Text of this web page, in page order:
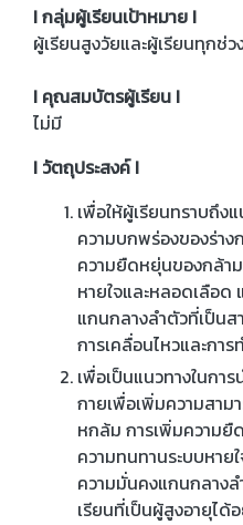
I กลุ่มผู้เรียนเป้าหมาย I
ผู้เรียนสูงวัยและผู้เรียนทุกช่
I คุณสมบัตรผู้เรียน I
ไม่มี
I วัตถุประสงค์ I
เพื่อให้ผู้เรียนทราบถึง
ความบกพร่องของร่า
ความยืดหยุ่นของกล้า
หายใจและหลอดเลือด
แกนกลางลำตัวที่เป็นส
การเคลื่อนไหวและกา
เพื่อเป็นแนวทางในกา
กายเพื่อเพิ่มความสาม
หกล้ม การเพิ่มความยื
ความทนทานระบบหาย
ความมั่นคงแกนกลาง
เรียนที่เป็นผู้สูงอายุได้